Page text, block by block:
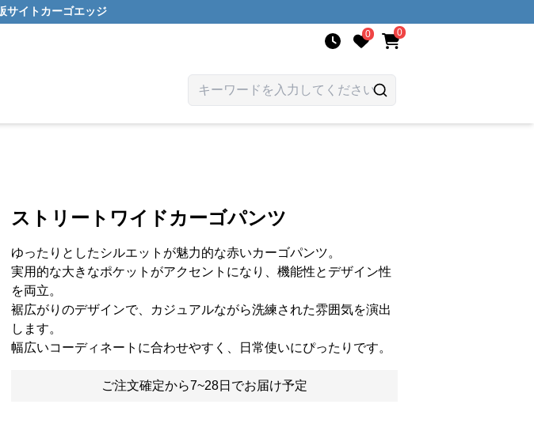
サイト カーゴエッジ
0 0
ストリートワイドカーゴパンツ
ゆったりとしたシルエットが魅力的な赤いカーゴパンツ。
実用的な大きなポケットがアクセントになり、機能性とデザイン性
を両立。
裾広がりのデザインで、カジュアルながら洗練された雰囲気を演出
します。
幅広いコーディネートに合わせやすく、日常使いにぴったりです。
ご注文確定から7~28日でお届け予定